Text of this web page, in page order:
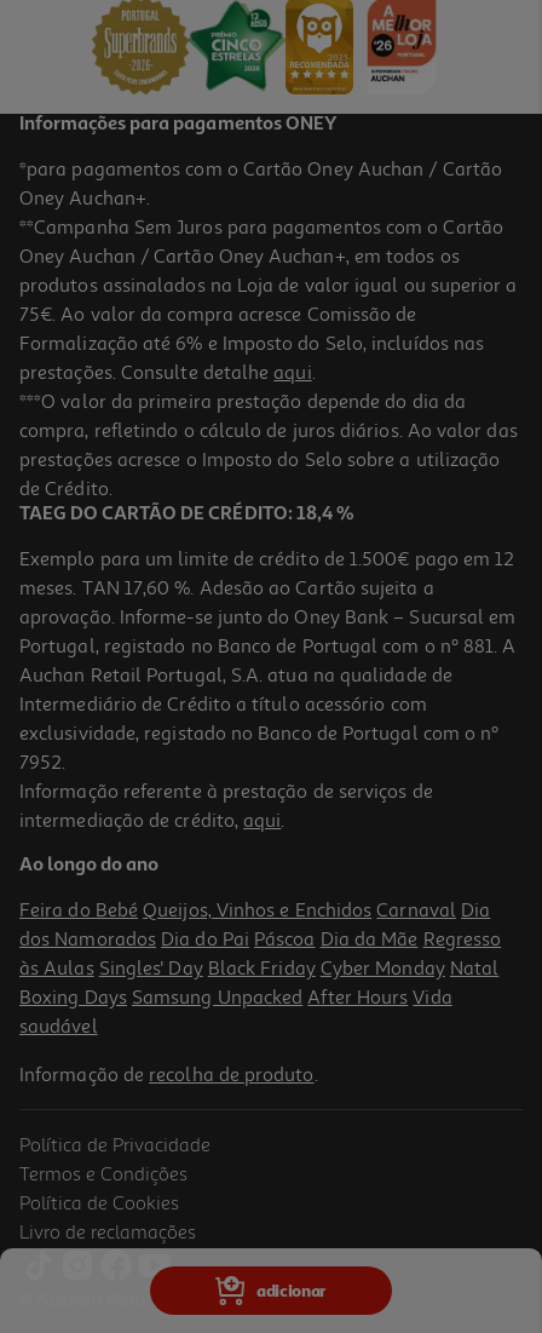
adicionar
99,99 €
3.0
Liquidificadora Haier I-Master Série 5 Hbl5b2 011 1200w Com 6
Lâminas E Auto Clean
169.99 €/un
169,99 €
Liquidificador Bosch Serie 4 Vitapower Mmb6141b 1.5 L 1200 W
Preto
79.99 €/un
79,99 €
Liquidificadora Bosch Mmb6172s Vitapower Serie 4 1200w
Informações para pagamentos ONEY
*para pagamentos com o Cartão Oney Auchan / Cartão
Oney Auchan+.
**Campanha Sem Juros para pagamentos com o Cartão
Oney Auchan / Cartão Oney Auchan+, em todos os
produtos assinalados na Loja de valor igual ou superior a
75€. Ao valor da compra acresce Comissão de
Formalização até 6% e Imposto do Selo, incluídos nas
prestações. Consulte detalhe aqui.
***O valor da primeira prestação depende do dia da
compra, refletindo o cálculo de juros diários. Ao valor das
prestações acresce o Imposto do Selo sobre a utilização
de Crédito.
TAEG DO CARTÃO DE CRÉDITO: 18,4 %
Exemplo para um limite de crédito de 1.500€ pago em 12
meses. TAN 17,60 %. Adesão ao Cartão sujeita a
aprovação. Informe-se junto do Oney Bank – Sucursal em
Portugal, registado no Banco de Portugal com o nº 881. A
Auchan Retail Portugal, S.A. atua na qualidade de
Intermediário de Crédito a título acessório com
exclusividade, registado no Banco de Portugal com o nº
7952.
Informação referente à prestação de serviços de
intermediação de crédito, aqui.
Ao longo do ano
Feira do Bebé Queijos, Vinhos e Enchidos Carnaval Dia
dos Namorados Dia do Pai Páscoa Dia da Mãe Regresso
às Aulas Singles' Day Black Friday Cyber Monday Natal
Boxing Days Samsung Unpacked After Hours Vida
saudável
Informação de recolha de produto.
Política de Privacidade
Termos e Condições
Política de Cookies
Livro de reclamações
© Auchan Retail Portugal